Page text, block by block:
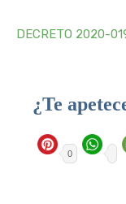
DECRETO 2020-
¿Te
0